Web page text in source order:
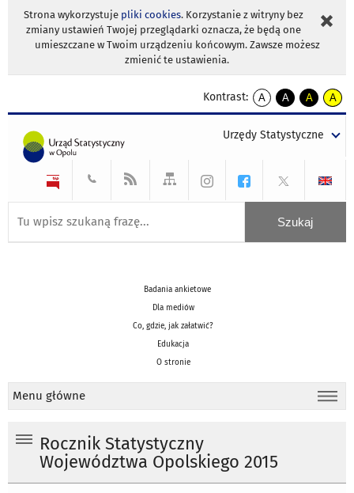
Strona wykorzystuje pliki cookies. Korzystanie z witryny bez
zmiany ustawień Twojej przeglądarki oznacza, że będą one
umieszczane w Twoim urządzeniu końcowym. Zawsze możesz
zmienić te ustawienia.
Kontrast:
A
kontrast
A
kontrast
tekst
czarnym
A
kontrast
tekst
czarnym
A
tekst
żółtym
Urzędy Statystyczne
Badania ankietowe
Dla mediów
Co, gdzie, jak załatwić?
Edukacja
O stronie
Menu główne
Rocznik Statystyczny
Województwa Opolskiego 2015